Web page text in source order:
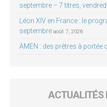
septembre – 7 titres,
Léon XIV en France : le
septembre août 7, 2026
AMEN : des prêtres à portée
ACTUALITÉS